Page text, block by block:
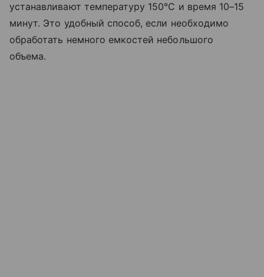
устанавливают температуру 150°C и время 10–15
минут. Это удобный способ, если необходимо
обработать немного емкостей небольшого
объема.